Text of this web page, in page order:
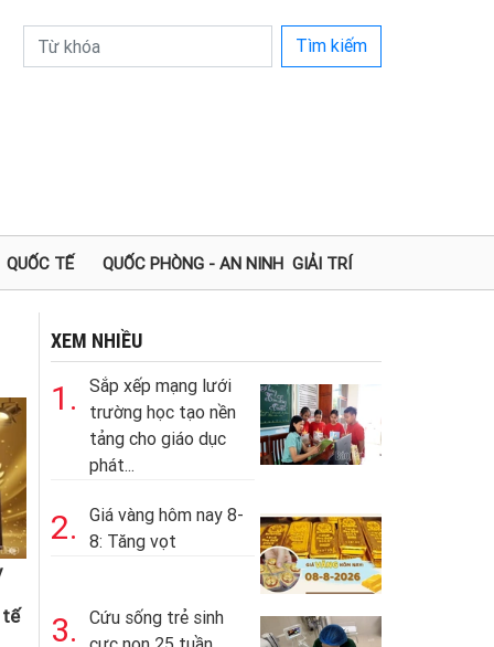
Tìm kiếm
QUỐC TẾ QUỐC PHÒNG - AN NINH GIẢI TRÍ
tế
XEM NHIỀU
1.
Sắp xếp mạng lưới
trường học tạo nền
tảng cho giáo dục
phát...
2.
Giá vàng hôm nay 8-
8: Tăng vọt
3.
Cứu sống trẻ sinh